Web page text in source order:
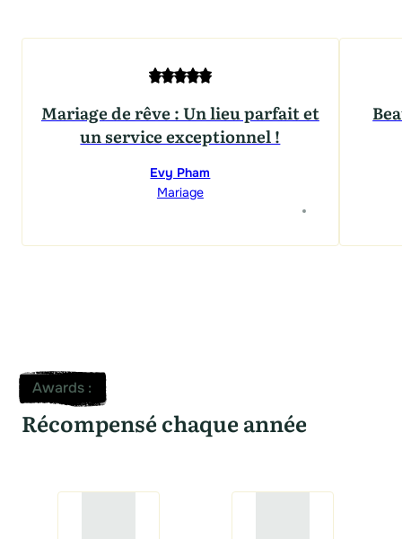
Mariage de rêve : Un lieu parfait et
un service exceptionnel !
Evy Pham
Mariage
Awards:
Récompensé chaque année